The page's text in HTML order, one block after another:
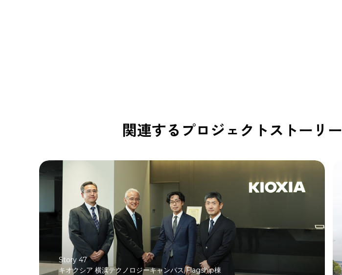
関連するプロジェクトストーリー
Story 47
キオクシア 横浜テクノロジーキャンパス Flagship棟